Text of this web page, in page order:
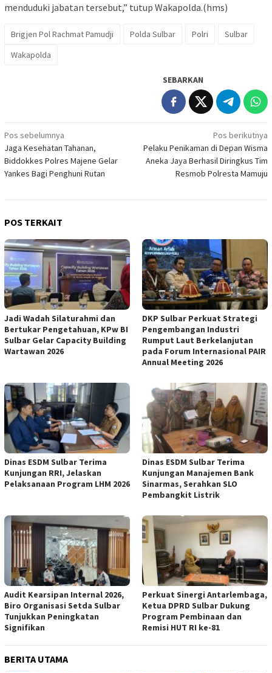
menduduki jabatan tersebut,” tutup Wakapolda.(hms)
Brigjen Pol Rachmat Pamudji Polda Sulbar Polri
Sulbar
Wakapolda
SEBARKAN
Navigasi
pos
Pos sebelumnya
Jaga Kesehatan Tahanan,
Biddokkes Polres Majene Gelar
Yankes Bagi Penghuni Rutan
Pos berikutnya
Pelaku Penikaman di Depan Wisma
Aneka Jaya Berhasil Diringkus Tim
Resmob Polresta Mamuju
POS TERKAIT
Jadi Wadah Silaturahmi dan
Bertukar Pengetahuan, KPw BI
Sulbar Gelar Capacity Building
Wartawan 2026
DKP Sulbar Perkuat Strategi
Pengembangan Industri
Rumput Laut Berkelanjutan
pada Forum Internasional PAIR
Annual Meeting 2026
Dinas ESDM Sulbar Terima
Kunjungan RRI, Jelaskan
Pelaksanaan Program LHM 2026
Dinas ESDM Sulbar Terima
Kunjungan Manajemen Bank
Sinarmas, Serahkan SLO
Pembangkit Listrik
Audit Kearsipan Internal 2026,
Biro Organisasi Setda Sulbar
Tunjukkan Peningkatan
Signifikan
Perkuat Sinergi Antarlembaga,
Ketua DPRD Sulbar Dukung
Program Pembinaan dan
Remisi HUT RI ke-81
BERITA UTAMA